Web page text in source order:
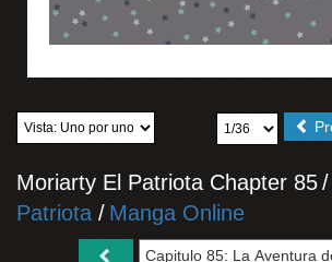
Moriarty El Patriota Chapter 85/
Patriota / Manga Online